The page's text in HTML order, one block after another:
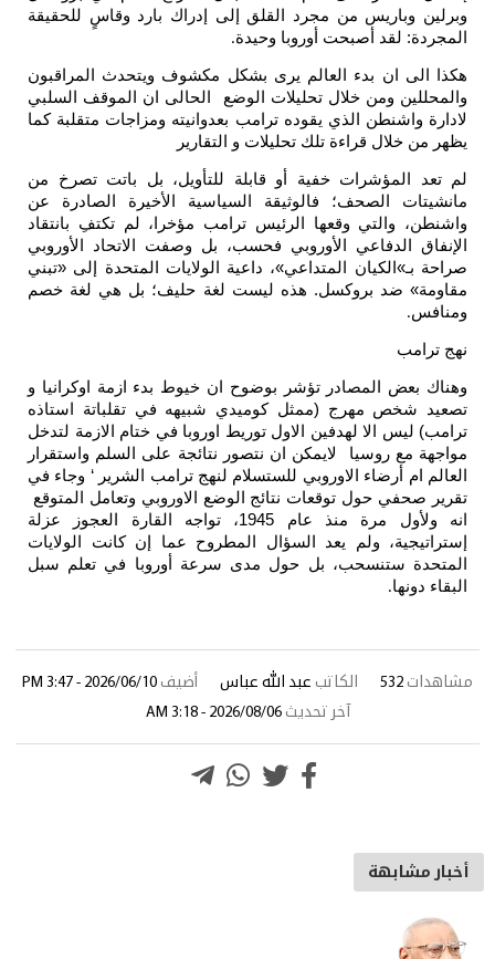
وبرلين وباريس من مجرد القلق إلى إدراك بارد وقاسٍ للحقيقة
المجردة: لقد أصبحت أوروبا وحيدة.
هكذا الى ان بدء العالم يرى بشكل مكشوف ويتحدث المراقبون
والمحللين ومن خلال تحليلات الوضع الحالى ان الموقف السلبي
لادارة واشنطن الذي يقوده ترامب بعدوانيته ومزاجات متقلبة كما
يظهر من خلال قراءة تلك تحليلات و التقارير
لم تعد المؤشرات خفية أو قابلة للتأويل، بل باتت تصرخ من
مانشيتات الصحف؛ فالوثيقة السياسية الأخيرة الصادرة عن
واشنطن، والتي وقعها الرئيس ترامب مؤخرا، لم تكتفِ بانتقاد
الإنفاق الدفاعي الأوروبي فحسب، بل وصفت الاتحاد الأوروبي
صراحة بـ»الكيان المتداعي»، داعية الولايات المتحدة إلى «تبني
مقاومة» ضد بروكسل. هذه ليست لغة حليف؛ بل هي لغة خصم
ومنافس.
نهج ترامب
وهناك بعض المصادر تؤشر بوضوح ان خيوط بدء ازمة اوكرانيا و
تصعيد شخص مهرج (ممثل كوميدي شبيهه في تقلباتة استاذه
ترامب) ليس الا لهدفين الاول توريط اوروبا في ختام الازمة لتدخل
مواجهة مع روسيا لايمكن ان نتصور نتائجة على السلم واستقرار
العالم ام أرضاء الاوروبي للستسلام لنهج ترامب الشرير ‘ وجاء في
تقرير صحفي حول توقعات نتائج الوضع الاوروبي وتعامل المتوقع
انه ولأول مرة منذ عام 1945، تواجه القارة العجوز عزلة
إستراتيجية، ولم يعد السؤال المطروح عما إن كانت الولايات
المتحدة ستنسحب، بل حول مدى سرعة أوروبا في تعلم سبل
البقاء دونها.
مشاهدات 532 الكاتب عبد الله عباس أضيف 2026/06/10 - 3:47 PM
آخر تحديث 2026/08/06 - 3:18 AM
أخبار مشابهة